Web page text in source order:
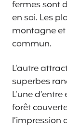
fermes sont
en soi. Les
montagne
commun.
L’autre
superbes
L’une
forêt
l’impression